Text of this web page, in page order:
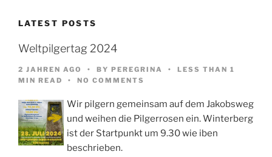
LATEST POSTS
Weltpilgertag 2024
2 JAHREN AGO BY PEREGRINA
LESS THAN 1
MIN READ
NO COMMENTS
Wir pilgern gemeinsam auf dem Jakobsweg
und weihen die Pilgerrosen ein. Winterberg
ist der Startpunkt um 9.30 wie iben
beschrieben.